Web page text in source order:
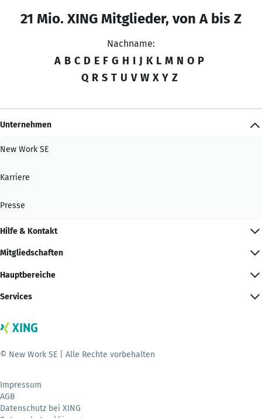
21 Mio. XING Mitglieder, von A bis Z
Nachname:
A B C D E F G H I J K L M N O P
Q R S T U V W X Y Z
Unternehmen
New Work SE
Karriere
Presse
Hilfe & Kontakt
Mitgliedschaften
Hauptbereiche
Services
© New Work SE | Alle Rechte vorbehalten
Impressum
AGB
Datenschutz bei XING